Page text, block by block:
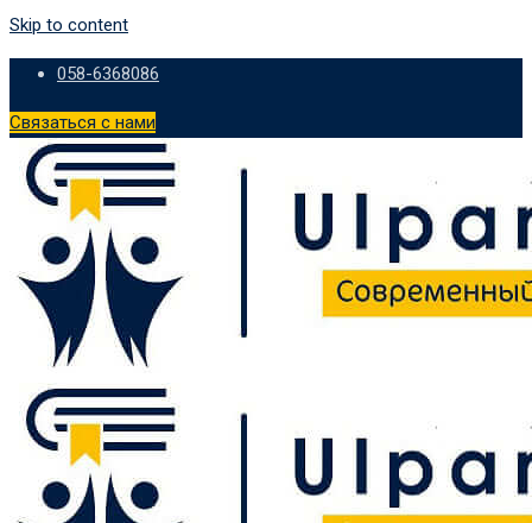
Skip to content
058-6368086
Связаться с нами